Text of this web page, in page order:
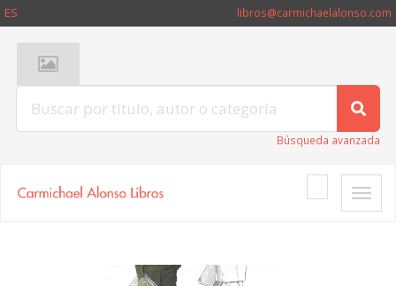
ES libros@carmichaelalonso.com
Búsqueda avanzada
Toggle